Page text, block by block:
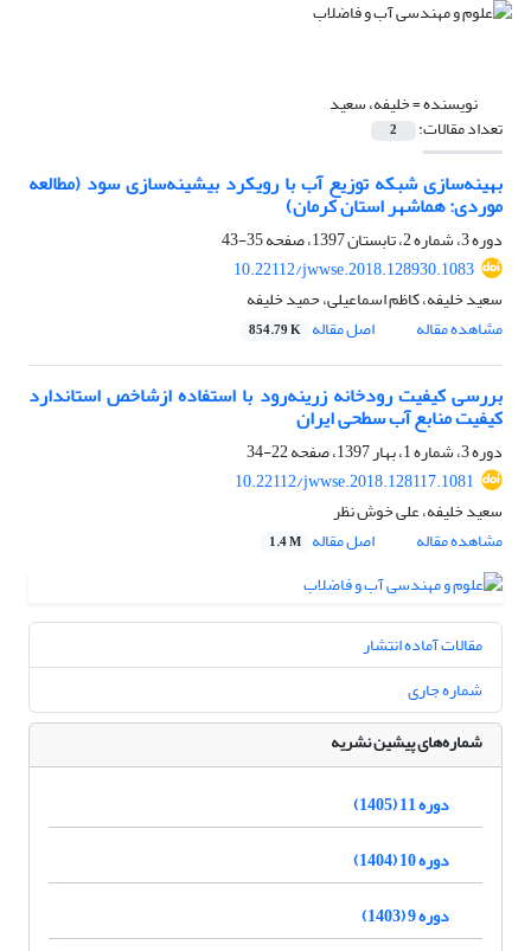
نویسنده =خلیفه، سعید
تعداد مقالات: 2
بهینه‌سازی شبکه توزیع آب با رویکرد بیشینه‌سازی سود (مطالعه
موردی: هماشهر استان کرمان)
دوره 3، شماره 2، تابستان 1397، صفحه
35-43
10.22112/jwwse.2018.128930.1083
سعید خلیفه، کاظم اسماعیلی، حمید خلیفه
مشاهده مقاله
اصل مقاله 854.79 K
بررسی کیفیت رودخانه زرینه‌رود با استفاده ازشاخص استاندارد
کیفیت منابع آب سطحی ایران
دوره 3، شماره 1، بهار 1397، صفحه
22-34
10.22112/jwwse.2018.128117.1081
سعید خلیفه، علی خوش نظر
مشاهده مقاله
اصل مقاله 1.4 M
مقالات آماده انتشار
شماره جاری
شماره‌های پیشین نشریه
دوره 11 (1405)
دوره 10 (1404)
دوره 9 (1403)